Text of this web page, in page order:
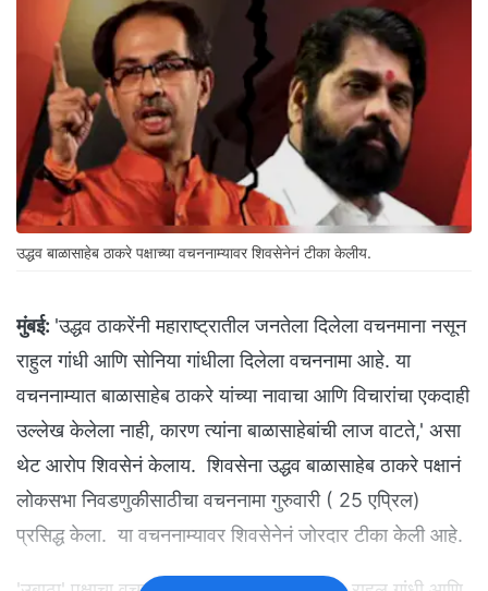
उद्धव बाळासाहेब ठाकरे पक्षाच्या वचननाम्यावर शिवसेनेनं टीका केलीय.
मुंबई: 'उद्धव ठाकरेंनी महाराष्ट्रातील जनतेला दिलेला वचनमाना नसून
राहुल गांधी आणि सोनिया गांधीला दिलेला वचननामा आहे. या
वचननाम्यात बाळासाहेब ठाकरे यांच्या नावाचा आणि विचारांचा एकदाही
उल्लेख केलेला नाही, कारण त्यांना बाळासाहेबांची लाज वाटते,' असा
थेट आरोप शिवसेनं केलाय. शिवसेना उद्धव बाळासाहेब ठाकरे पक्षानं
लोकसभा निवडणुकीसाठीचा वचननामा गुरुवारी ( 25 एप्रिल)
प्रसिद्ध केला. या वचननाम्यावर शिवसेनेनं जोरदार टीका केली आहे.